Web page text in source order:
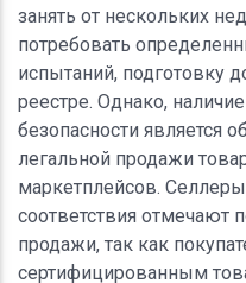
занять от нескольких
потребовать
испытаний, подготовку
реестре. Однако,
безопасности является
легальной продажи
маркетплейсов.
соответствия отмечают
продажи, так как
сертифицированным